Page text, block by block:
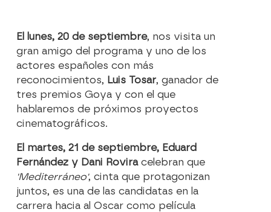
El lunes, 20 de septiembre, nos visita un
gran amigo del programa y uno de los
actores españoles con más
reconocimientos, Luis Tosar, ganador de
tres premios Goya y con el que
hablaremos de próximos proyectos
cinematográficos.
El martes, 21 de septiembre, Eduard
Fernández y Dani Roviracelebran que
'Mediterráneo', cinta que protagonizan
juntos, es una de las candidatas en la
carrera hacia al Oscar como película